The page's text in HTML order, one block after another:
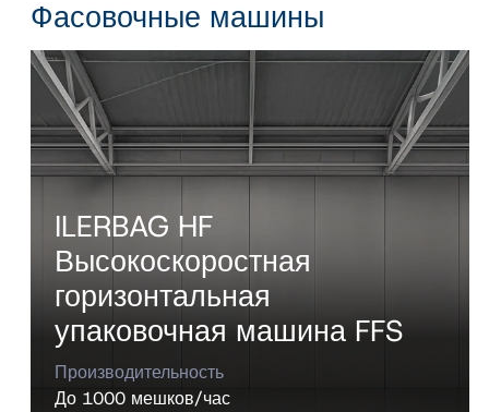
Фасовочные машины
ILERBAG HF
Высокоскоростная
горизонтальная
упаковочная машина FFS
Производительность
До 1000 мешков/час